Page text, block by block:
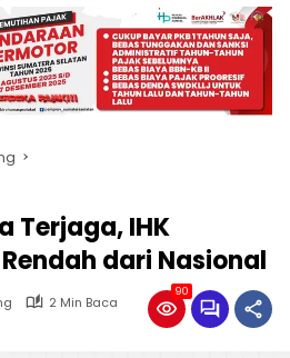
Terjaga, IHK
dari Nasional
2 Min Baca
90